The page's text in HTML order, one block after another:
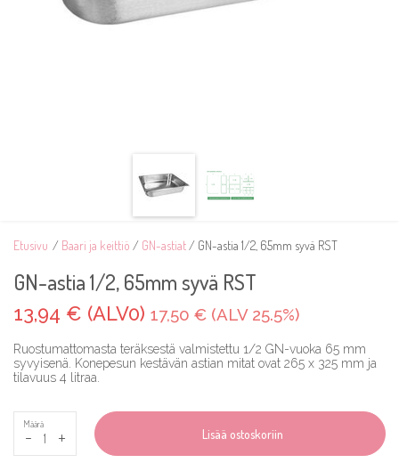
Etusivu / Baari ja keittiö / GN-astiat / GN-astia 1/2, 65mm syvä RST
GN-astia 1/2, 65mm syvä RST
13,94 € (ALV0) 17,50 € (ALV 25.5%)
Ruostumattomasta teräksestä valmistettu 1/2 GN-vuoka 65 mm
syvyisenä. Konepesun kestävän astian mitat ovat 265 x 325 mm ja
tilavuus 4 litraa.
Määrä
- + Lisää ostoskoriin